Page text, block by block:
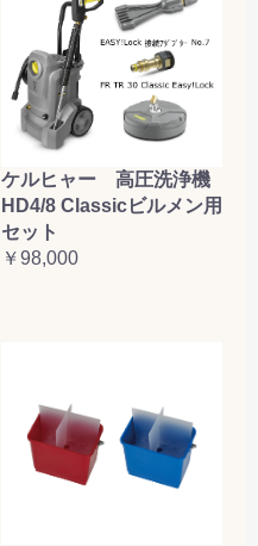
ケルヒャー 高圧洗浄機
HD4/8 Classicビルメン用
セット
￥98,000